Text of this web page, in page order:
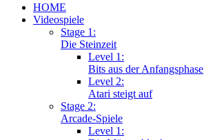
HOME
Videospiele
Stage 1:
Die Steinzeit
Level 1:
Bits aus der Anfangsphase
Level 2:
Atari steigt auf
Stage 2:
Arcade-Spiele
Level 1: